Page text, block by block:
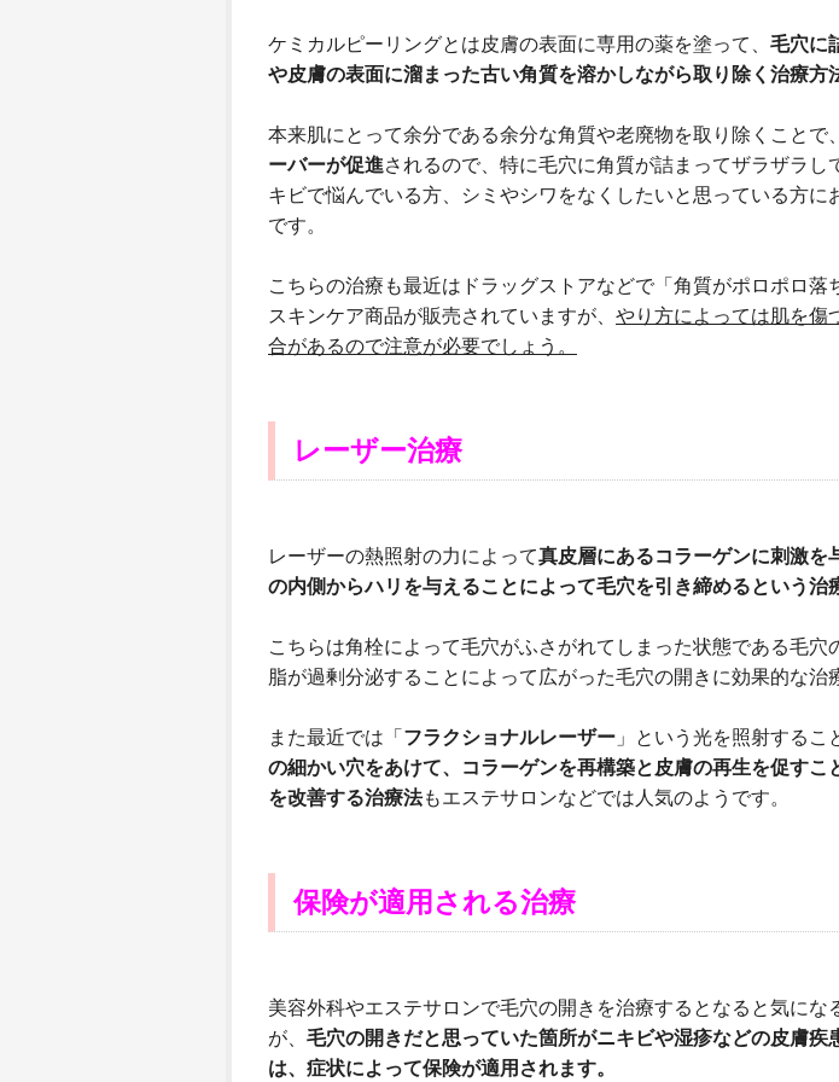
ケミカルピーリングとは皮膚の表面に専用の薬を塗って、 毛穴に
や皮膚の表面に溜まった古い角質を溶かしながら取り除く治療方
本来肌にとって余分である余分な角質や老廃物を取り除くことで、
ーバーが促進されるので、特に毛穴に角質が詰まってザラザラし
キビで悩んでいる方、シミやシワをなくしたいと思っている方に
です。
こちらの治療も最近はドラッグストアなどで「角質がポロポロ落
スキンケア商品が販売されていますが、 やり方によっては肌を傷
合があるので注意が必要でしょう。
レーザー治療
レーザーの熱照射の力によって真皮層にあるコラーゲンに刺激を
の内側からハリを与えることによって毛穴を引き締めるという治
こちらは角栓によって毛穴がふさがれてしまった状態である毛穴
脂が過剰分泌することによって広がった毛穴の開きに効果的な治
また最近では「 フラクショナルレーザー 」という光を照射するこ
の細かい穴をあけて、コラーゲンを再構築と皮膚の再生を促すこ
を改善する治療法もエステサロンなどでは人気のようです。
保険が適用される治療
美容外科やエステサロンで毛穴の開きを治療するとなると気にな
が、 毛穴の開きだと思っていた箇所がニキビや湿疹などの皮膚疾
は、症状によって保険が適用されます。